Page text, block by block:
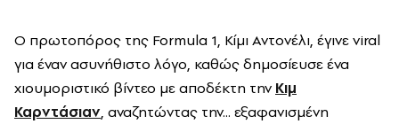
Ο πρωτοπόρος της Formula 1, Κίμι Αντονέλι, έγινε viral
για έναν ασυνήθιστο λόγο, καθώς δημοσίευσε ένα
χιουμοριστικό βίντεο με αποδέκτη την Κιμ
Καρντάσιαν, αναζητώντας την... εξαφανισμένη